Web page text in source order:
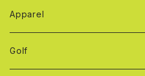
Apparel
Golf